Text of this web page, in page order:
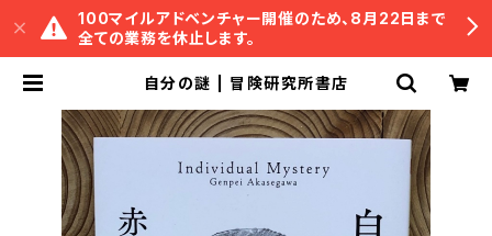
100マイルアドベンチャー開催のため、8月22日まで
全ての業務を休止します。
自分の謎 | 冒険研究所書店